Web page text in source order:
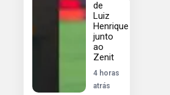
de
Luiz
Henrique
junto
ao
Zenit
4 horas
atrás